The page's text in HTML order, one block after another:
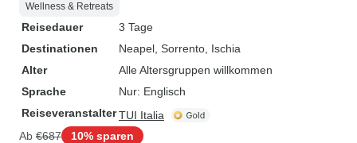
Wellness & Retreats
Reisedauer
3 Tage
Destinationen
Neapel , Sorrento , Ischia
Alter
Alle Altersgruppen willkommen
Sprache
Nur: Englisch
ReiseveranstalterTUI Italia
Ab €687 10% sparen